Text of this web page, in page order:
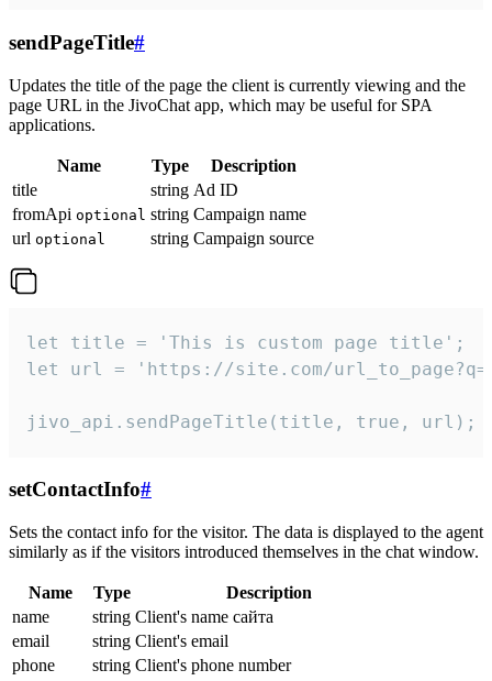
sendPageTitle#
Updates the title of the page the client is currently viewing and the
page URL in the JivoChat app, which may be useful for SPA
applications.
Name Type
Description
title
string Ad ID
fromApi optional string Campaign name
url optional string Campaign source
let title = 'This is custom page title';
let url = 'https://site.com/
jivo_api.sendPageTitle(title, true, url);
setContactInfo#
Sets the contact info for the visitor. The data is displayed to the agent
similarly as if the visitors introduced themselves in the chat window.
Name Type
Description
name
string Client's name сайта
email
string Client's email
phone
string Client's phone number